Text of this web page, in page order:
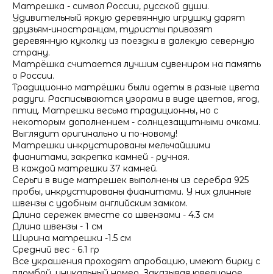
Матрешка - символ России, русской души.
Удивительный яркую деревянную игрушку дарят
друзьям-иностранцам, туристы привозят
деревянную куколку из поездки в далекую северную
страну.
Матрёшка считается лучшим сувениром на память
о России.
Традиционно матрёшки были одеты в разные цвета
радуги. Расписываются узорами в виде цветов, ягод,
птиц. Матрешки весьма традиционны, но с
некоторым дополнением - солнцезащитными очками.
Выглядит оригинально и по-новому!
Матрешки инкрустированы мельчайшими
фианитами, закрепка камней - ручная.
В каждой матрешки 37 камней.
Серьги в виде матрешек выполнены из серебра 925
пробы, инкрустированы фианитами. У них длинные
швензы с удобным английским замком.
Длина сережек вместе со швензами - 4.3 см
Длина швензы - 1 см
Ширина матрешки -1.5 см
Средний вес - 6.1 гр
Все украшения проходят апробацию, имеют бирку с